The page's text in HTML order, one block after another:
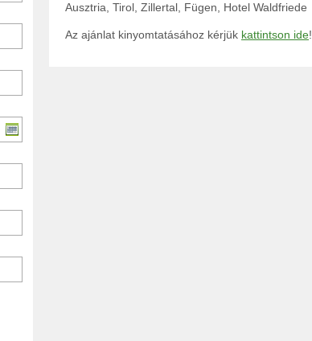
Ausztria, Tirol, Zillertal, Fügen, Hotel Waldfriede
Az ajánlat kinyomtatásához kérjük kattintson ide!